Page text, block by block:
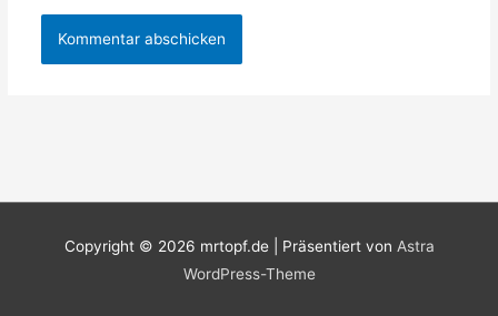
Copyright © 2026 mrtopf.de| Präsentiert von Astra
WordPress-Theme